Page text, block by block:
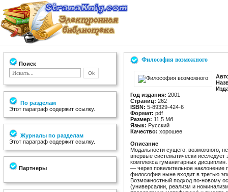
Поиск
По разделам
Этот параграф содержит ссылку.
Журналы по разделам
Этот параграф содержит ссылку.
Партнеры
Философия возможного
Год издания: 2001
Страниц: 262
ISBN: 5-89329-424-6
Формат: pdf
Размер: 11,5 Мб
Язык: Русский
Качество: хорошее
Описание
Модальности сущего, возможного,
впервые систематически
комплекса гуманитарных
— через повелительное наклонение
философия ныне входит в третью
Возможностный подход по-новому
(универсалии, реализм и